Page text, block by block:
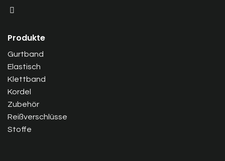
Produkte
Gurtband
Elastisch
Klettband
Kordel
Zubehör
Reißverschlüsse
Stoffe